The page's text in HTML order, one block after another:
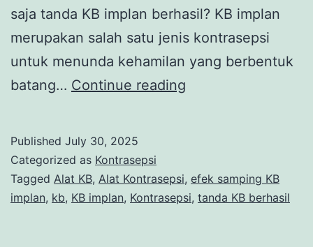
saja tanda KB implan berhasil? KB implan
merupakan salah satu jenis kontrasepsi
untuk menunda kehamilan yang berbentuk
batang… Continue reading
Berhasil,
Ini
Published July 30, 2025
Categorized as Kontrasepsi
Tagged Alat KB, Alat Kontrasepsi, efek samping KB
implan, kb, KB implan, Kontrasepsi, tanda KB berhasil